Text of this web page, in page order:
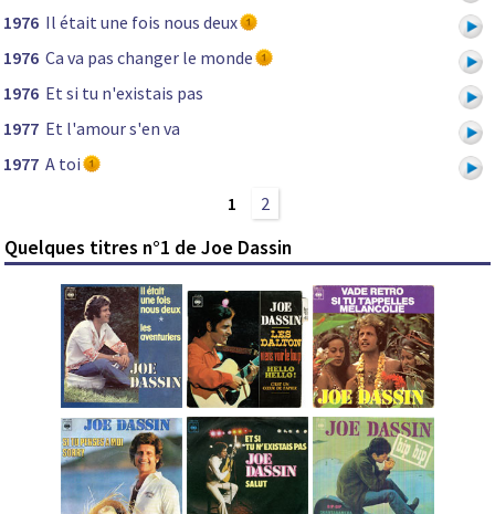
1976 Il était une fois nous deux
1976 Ca va pas changer le monde
1976 Et si tu n'existais pas
1977 Et l'amour s'en va
1977 A toi
1
2
Quelques titres n°1 de Joe Dassin